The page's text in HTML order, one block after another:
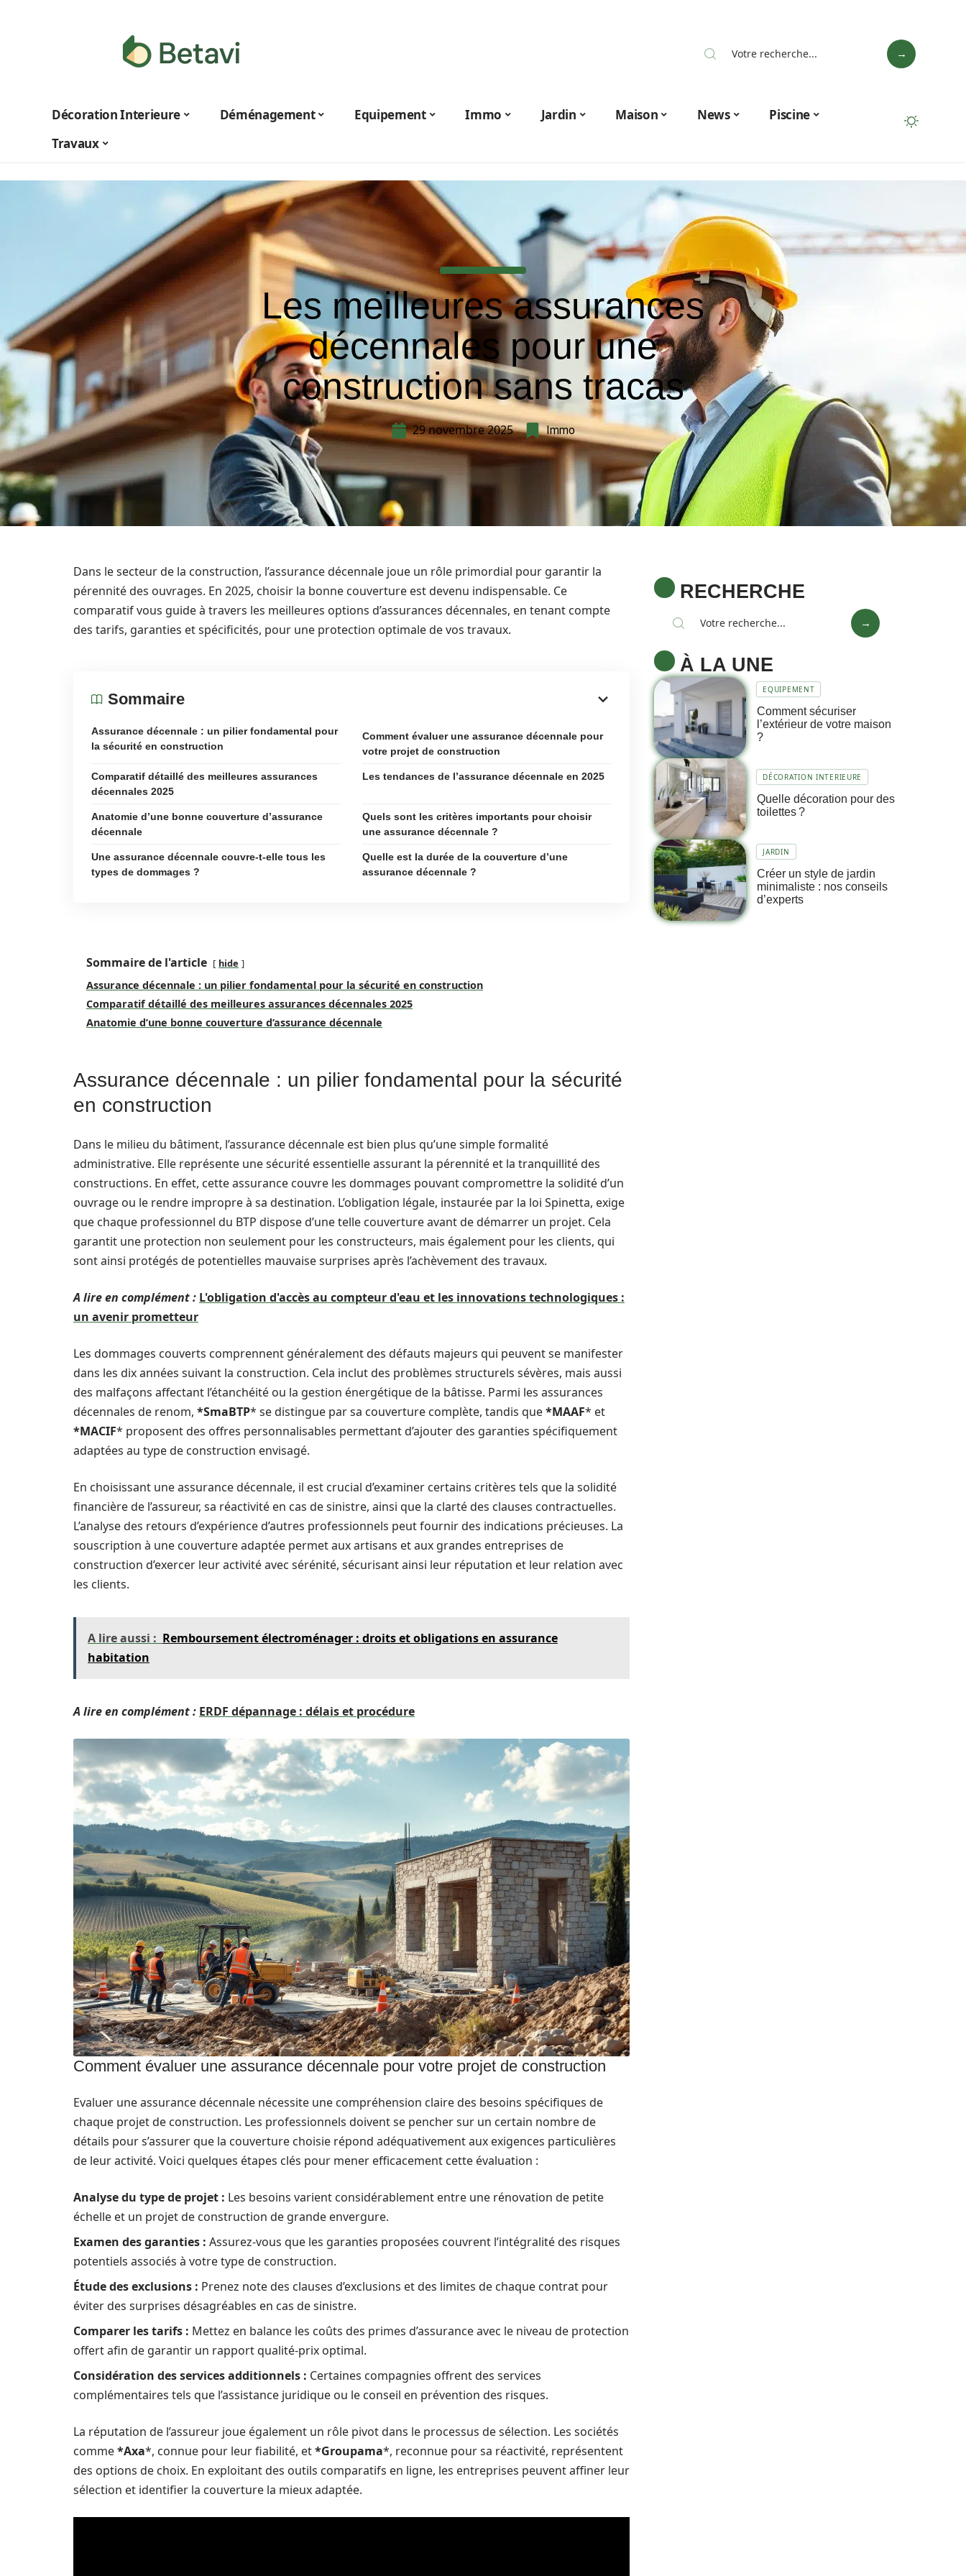
Décoration Interieure Déménagement Equipement Immo Jardin Maison News
Piscine
Travaux
Les meilleures assurances
décennales pour une
construction sans tracas
29 novembre 2025 Immo
Dans le secteur de la construction, l’assurance décennale joue un rôle primordial pour garantir la
pérennité des ouvrages. En 2025, choisir la bonne couverture est devenu indispensable. Ce
comparatif vous guide à travers les meilleures options d’assurances décennales, en tenant compte
des tarifs, garanties et spécificités, pour une protection optimale de vos travaux.
Sommaire
Assurance décennale : un pilier fondamental pour
la sécurité en construction
Comment évaluer une assurance décennale pour
votre projet de construction
Comparatif détaillé des meilleures assurances
décennales 2025
Les tendances de l’assurance décennale en 2025
Anatomie d’une bonne couverture d’assurance
décennale
Quels sont les critères importants pour choisir
une assurance décennale ?
Une assurance décennale couvre-t-elle tous les
types de dommages ?
Quelle est la durée de la couverture d’une
assurance décennale ?
Sommaire de l'article hide
Assurance décennale : un pilier fondamental pour la sécurité en construction
Comparatif détaillé des meilleures assurances décennales 2025
Anatomie d’une bonne couverture d’assurance décennale
Assurance décennale : un pilier fondamental pour la sécurité
en construction
Dans le milieu du bâtiment, l’assurance décennale est bien plus qu’une simple formalité
administrative. Elle représente une sécurité essentielle assurant la pérennité et la tranquillité des
constructions. En effet, cette assurance couvre les dommages pouvant compromettre la solidité d’un
ouvrage ou le rendre impropre à sa destination. L’obligation légale, instaurée par la loi Spinetta, exige
que chaque professionnel du BTP dispose d’une telle couverture avant de démarrer un projet. Cela
garantit une protection non seulement pour les constructeurs, mais également pour les clients, qui
sont ainsi protégés de potentielles mauvaise surprises après l’achèvement des travaux.
A lire en complément : L'obligation d'accès au compteur d'eau et les innovations technologiques :
un avenir prometteur
Les dommages couverts comprennent généralement des défauts majeurs qui peuvent se manifester
dans les dix années suivant la construction. Cela inclut des problèmes structurels sévères, mais aussi
des malfaçons affectant l’étanchéité ou la gestion énergétique de la bâtisse. Parmi les assurances
décennales de renom, *SmaBTP* se distingue par sa couverture complète, tandis que*MAAF* et
*MACIF* proposent des offres personnalisables permettant d’ajouter des garanties spécifiquement
adaptées au type de construction envisagé.
En choisissant une assurance décennale, il est crucial d’examiner certains critères tels que la solidité
financière de l’assureur, sa réactivité en cas de sinistre, ainsi que la clarté des clauses contractuelles.
L’analyse des retours d’expérience d’autres professionnels peut fournir des indications précieuses. La
souscription à une couverture adaptée permet aux artisans et aux grandes entreprises de
construction d’exercer leur activité avec sérénité, sécurisant ainsi leur réputation et leur relation avec
les clients.
A lire aussi : Remboursement électroménager : droits et obligations en assurance
habitation
A lire en complément : ERDF dépannage : délais et procédure
Comment évaluer une assurance décennale pour votre projet de construction
Evaluer une assurance décennale nécessite une compréhension claire des besoins spécifiques de
chaque projet de construction. Les professionnels doivent se pencher sur un certain nombre de
détails pour s’assurer que la couverture choisie répond adéquativement aux exigences particulières
de leur activité. Voici quelques étapes clés pour mener efficacement cette évaluation :
Analyse du type de projet : Les besoins varient considérablement entre une rénovation de petite
échelle et un projet de construction de grande envergure.
Examen des garanties : Assurez-vous que les garanties proposées couvrent l’intégralité des risques
potentiels associés à votre type de construction.
Étude des exclusions : Prenez note des clauses d’exclusions et des limites de chaque contrat pour
éviter des surprises désagréables en cas de sinistre.
Comparer les tarifs : Mettez en balance les coûts des primes d’assurance avec le niveau de protection
offert afin de garantir un rapport qualité-prix optimal.
Considération des services additionnels : Certaines compagnies offrent des services
complémentaires tels que l’assistance juridique ou le conseil en prévention des risques.
La réputation de l’assureur joue également un rôle pivot dans le processus de sélection. Les sociétés
comme*Axa*, connue pour leur fiabilité, et*Groupama*, reconnue pour sa réactivité, représentent
des options de choix. En exploitant des outils comparatifs en ligne, les entreprises peuvent affiner leur
sélection et identifier la couverture la mieux adaptée.
RECHERCHE
À LA UNE
EQUIPEMENT
Comment sécuriser
l’extérieur de votre maison
?
DÉCORATION INTERIEURE
Quelle décoration pour des
toilettes ?
JARDIN
Créer un style de jardin
minimaliste : nos conseils
d’experts